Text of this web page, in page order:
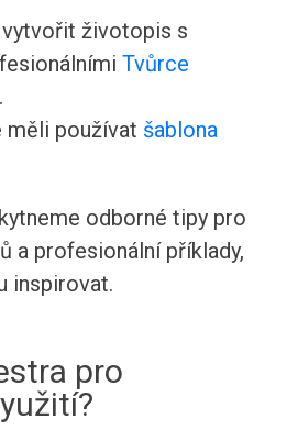
životopis s
Tvůrce
.
měli používat šablona
odborné tipy pro
a profesionální příklady,
inspirovat.
pro